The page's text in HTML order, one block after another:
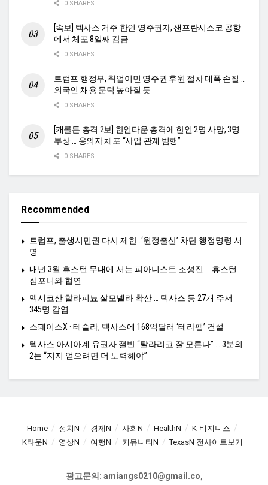
0 SHARES
[속보] 텍사스 거주 한인 영주권자, 샌프란시스코 공항
에서 체포 8일째 감금
0 SHARES
트럼프 행정부, 취업이민 영주권 후원 절차 대폭 손질 …
외국인 채용 문턱 높아질 듯
0 SHARES
[캐롤튼 총격 2보] 한인타운 총격에 한인 2명 사망, 3명
부상 … 용의자 체포 “사업 관계 범행”
0 SHARES
Recommended
트럼프, 출생시민권 다시 제한…‘원정출산’ 차단 행정명령 서
명
내년 3월 휴스턴 무대에 서는 피아니스트 조성진 … 휴스턴
심포니와 협연
멕시코산 할라피뇨 살모넬라 확산 … 텍사스 등 27개 주서
345명 감염
스페이스X · 테슬라, 텍사스에 168억달러 ‘테라팹’ 건설
텍사스 아시아계 유권자 절반 “탈라리코 잘 모른다” … 3분의
2는 “지지 얻으려면 더 노력해야”
Home 정치N 경제N 사회N HealthN
K-비지니스
K타운N
영상N 여행N 커뮤니티N TexasN 전사이트보기
광고문의: amiangs0210@gmail.co,